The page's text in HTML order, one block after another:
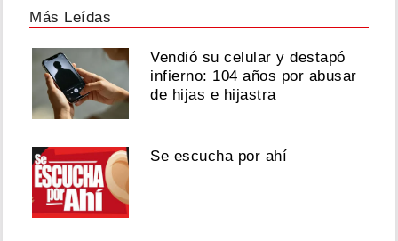
Más Leídas
Vendió su celular y destapó
infierno: 104 años por abusar
de hijas e hijastra
Se escucha por ahí